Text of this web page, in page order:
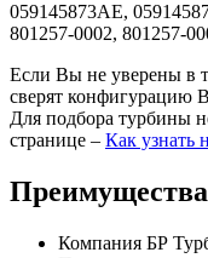
059145873AE,
801257-0002, 801257-
Если Вы не уверены в
сверят конфигурацию
Для подбора турбины
странице – Как узнать
Компания БР